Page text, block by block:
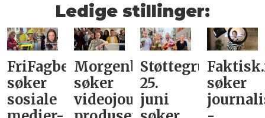
Ledige stillinger:
FriFagbevegelse
søker
sosiale
Morgenbladet
søker
videojournalist/podkast-
Støttegruppa
25.
juni
søker